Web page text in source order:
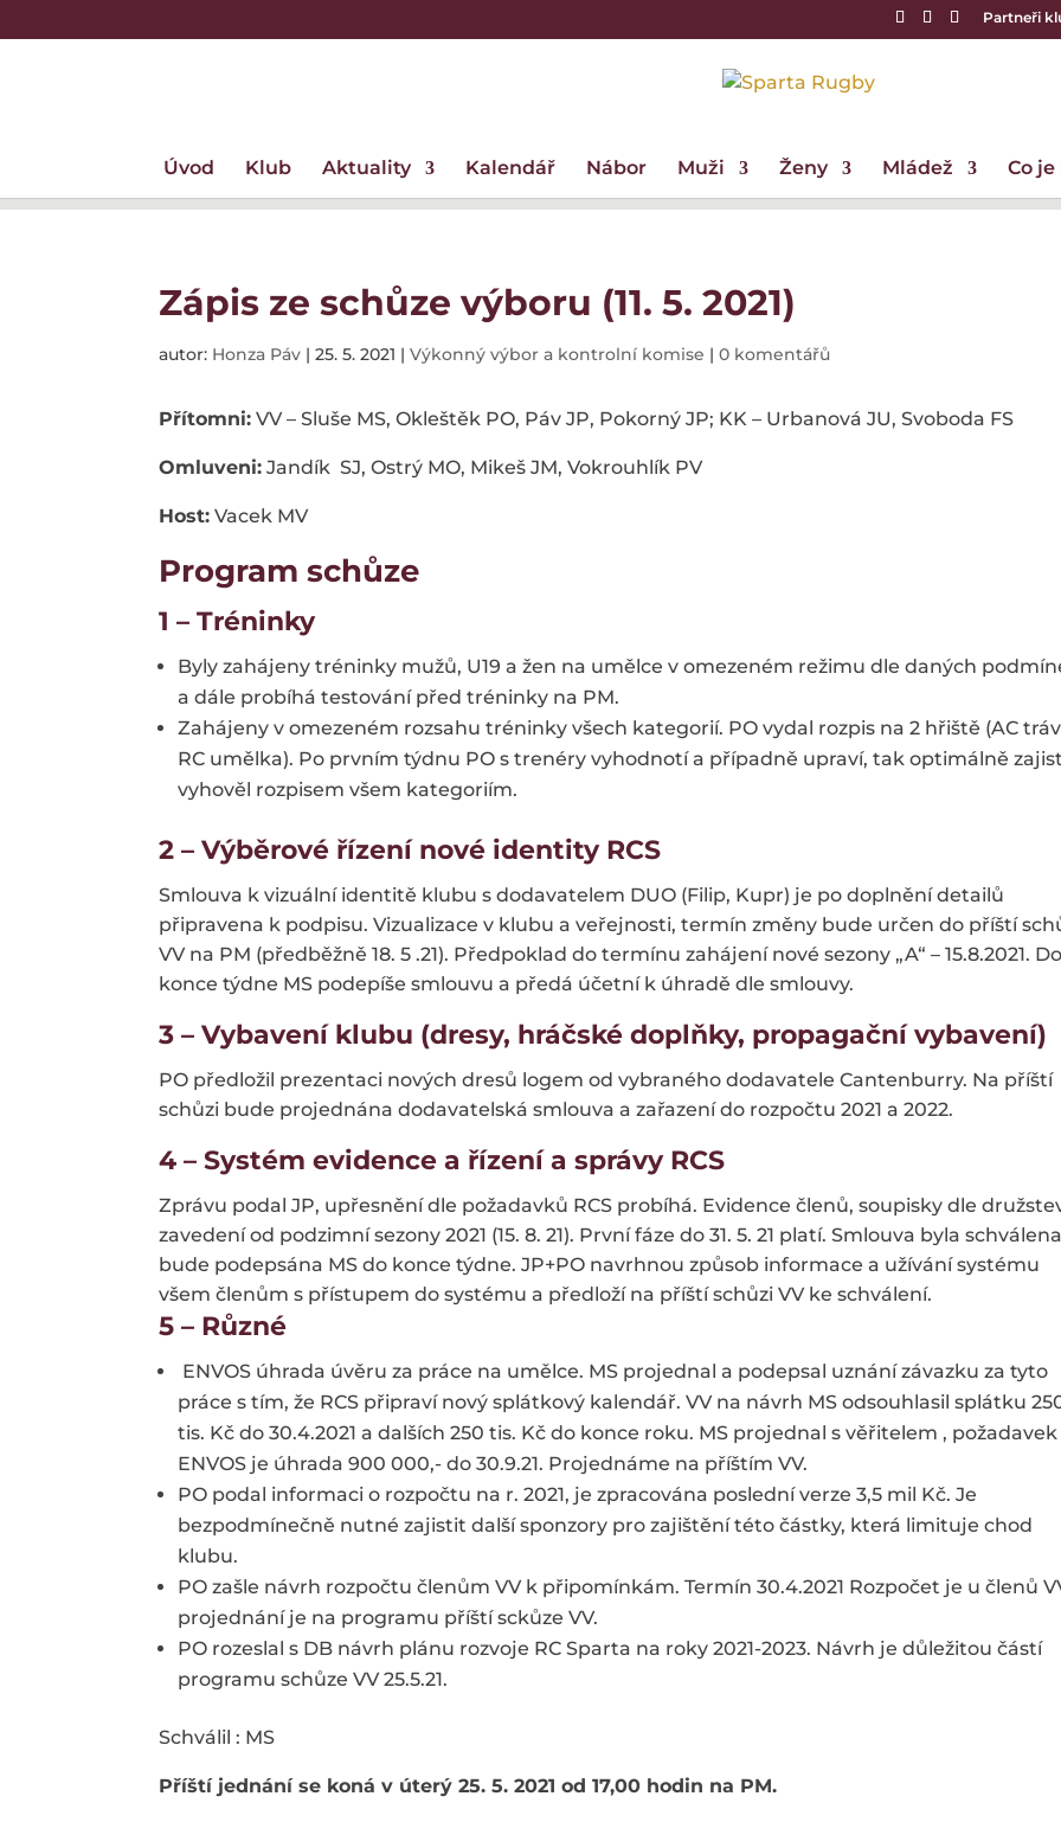
Partneři
Úvod Klub Aktuality Kalendář Nábor Muži Ženy Mládež Co
Zápis ze schůze výboru (11. 5. 2021)
autor: Honza Páv |25. 5. 2021 |Výkonný výbor a kontrolní komise |0 komentářů
Přítomni: VV – Sluše MS, Okleštěk PO, Páv JP, Pokorný JP; KK – Urbanová JU, Svoboda FS
Omluveni: Jandík SJ, Ostrý MO, Mikeš JM, Vokrouhlík PV
Host: Vacek MV
Program schůze
1 – Tréninky
Byly zahájeny tréninky mužů, U19 a žen na umělce v omezeném režimu dle daných
a dále probíhá testování před tréninky na PM.
Zahájeny v omezeném rozsahu tréninky všech kategorií. PO vydal rozpis na 2 hřiště (AC
RC umělka). Po prvním týdnu PO s trenéry vyhodnotí a případně upraví, tak optimálně
vyhověl rozpisem všem kategoriím.
2 – Výběrové řízení nové identity RCS
Smlouva k vizuální identitě klubu s dodavatelem DUO (Filip, Kupr) je po doplnění detailů
připravena k podpisu. Vizualizace v klubu a veřejnosti, termín změny bude určen do příští
VV na PM (předběžně 18. 5 .21). Předpoklad do termínu zahájení nové sezony „A“ – 15.8.2021. Do
konce týdne MS podepíše smlouvu a předá účetní k úhradě dle smlouvy.
3 – Vybavení klubu (dresy, hráčské doplňky, propagační vybavení)
PO předložil prezentaci nových dresů logem od vybraného dodavatele Cantenburry. Na příští
schůzi bude projednána dodavatelská smlouva a zařazení do rozpočtu 2021 a 2022.
4 – Systém evidence a řízení a správy RCS
Zprávu podal JP, upřesnění dle požadavků RCS probíhá. Evidence členů, soupisky dle
zavedení od podzimní sezony 2021 (15. 8. 21). První fáze do 31. 5. 21 platí. Smlouva byla
bude podepsána MS do konce týdne. JP+PO navrhnou způsob informace a užívání systému
všem členům s přístupem do systému a předloží na příští schůzi VV ke schválení.
5 – Různé
ENVOS úhrada úvěru za práce na umělce. MS projednal a podepsal uznání závazku za tyto
práce s tím, že RCS připraví nový splátkový kalendář. VV na návrh MS odsouhlasil splátku
tis. Kč do 30.4.2021 a dalších 250 tis. Kč do konce roku. MS projednal s věřitelem , požadavek
ENVOS je úhrada 900 000,- do 30.9.21. Projednáme na příštím VV.
PO podal informaci o rozpočtu na r. 2021, je zpracována poslední verze 3,5 mil Kč. Je
bezpodmínečně nutné zajistit další sponzory pro zajištění této částky, která limituje chod
klubu.
PO zašle návrh rozpočtu členům VV k připomínkám. Termín 30.4.2021 Rozpočet je u členů
projednání je na programu příští sckůze VV.
PO rozeslal s DB návrh plánu rozvoje RC Sparta na roky 2021-2023. Návrh je důležitou částí
programu schůze VV 25.5.21.
Schválil : MS
Příští jednání se koná v úterý 25. 5. 2021 od 17,00 hodin na PM.